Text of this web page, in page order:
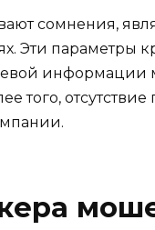
сомнения,
Эти параметры
того,